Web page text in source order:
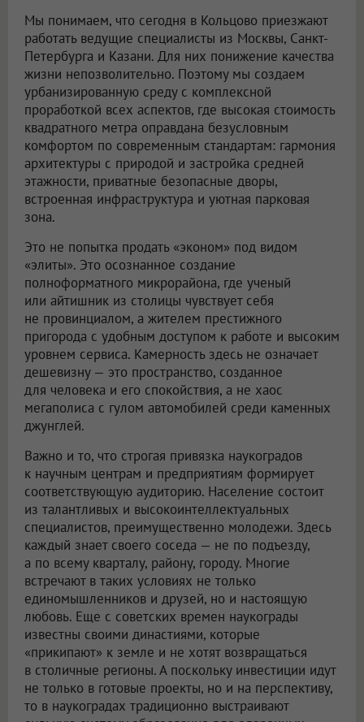
Мы понимаем, что сегодня в Кольцово приезжают
работать ведущие специалисты из Москвы, Санкт-
Петербурга и Казани. Для них понижение качества
жизни непозволительно. Поэтому мы создаем
урбанизированную среду с комплексной
проработкой всех аспектов, где высокая стоимость
квадратного метра оправдана безусловным
комфортом по современным стандартам: гармония
архитектуры с природой и застройка средней
этажности, приватные безопасные дворы,
встроенная инфраструктура и уютная парковая
зона.
Это не попытка продать «эконом» под видом
«элиты». Это осознанное создание
полноформатного микрорайона, где ученый
или айтишник из столицы чувствует себя
не провинциалом, а жителем престижного
пригорода с удобным доступом к работе и высоким
уровнем сервиса. Камерность здесь не означает
дешевизну — это пространство, созданное
для человека и его спокойствия, а не хаос
мегаполиса с гулом автомобилей среди каменных
джунглей.
Важно и то, что строгая привязка наукоградов
к научным центрам и предприятиям формирует
соответствующую аудиторию. Население состоит
из талантливых и высокоинтеллектуальных
специалистов, преимущественно молодежи. Здесь
каждый знает своего соседа — не по подъезду,
а по всему кварталу, району, городу. Многие
встречают в таких условиях не только
единомышленников и друзей, но и настоящую
любовь. Еще с советских времен наукограды
известны своими династиями, которые
«прикипают» к земле и не хотят возвращаться
в столичные регионы. А поскольку инвестиции идут
не только в готовые проекты, но и на перспективу,
то в наукоградах традиционно выстраивают